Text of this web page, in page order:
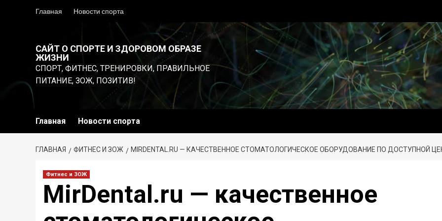
Главная Новости спорта
САЙТ О СПОРТЕ И ЗДОРОВОМ ОБРАЗЕ
ЖИЗНИ
СПОРТ, ФИТНЕС, ТРЕНИРОВКИ, ПРАВИЛЬНОЕ
ПИТАНИЕ, ЗОЖ, ПОЗИТИВ!
Главная Новости спорта
ГЛАВНАЯ ФИТНЕС И ЗОЖ MIRDENTAL.RU — КАЧЕСТВЕННОЕ СТОМАТОЛОГИЧЕСКОЕ ОБОРУДОВАНИЕ ПО ДОСТУПНОЙ
Фитнес и ЗОЖ
MirDental.ru — качественное